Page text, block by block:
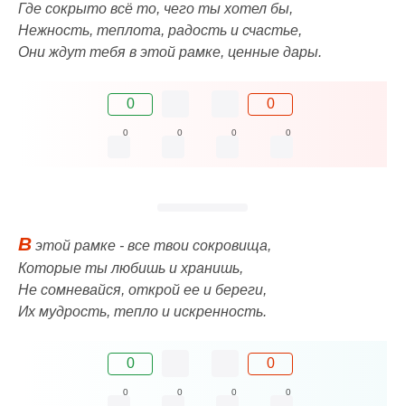
Где сокрыто всё то, чего ты хотел бы,
Нежность, теплота, радость и счастье,
Они ждут тебя в этой рамке, ценные дары.
0 0
0 0 0 0
В этой рамке - все твои сокровища,
Которые ты любишь и хранишь,
Не сомневайся, открой ее и береги,
Их мудрость, тепло и искренность.
0 0
0 0 0 0